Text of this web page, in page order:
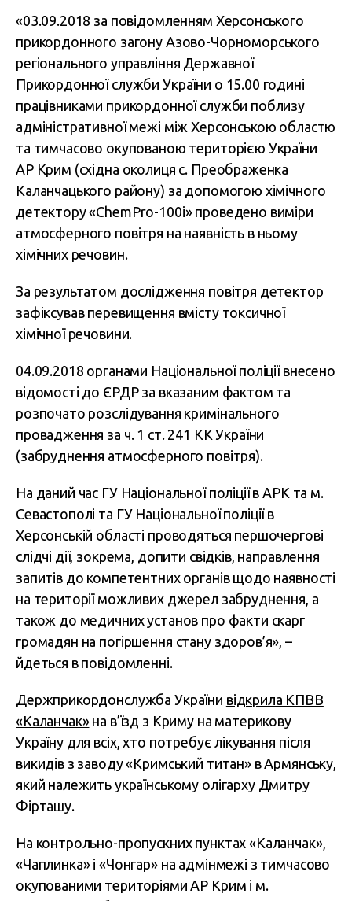
«03.09.2018 за повідомленням Херсонського
прикордонного загону Азово-Чорноморського
регіонального управління Державної
Прикордонної служби України о 15.00 годині
працівниками прикордонної служби поблизу
адміністративної межі між Херсонською областю
та тимчасово окупованою територією України
АР Крим (східна околиця с. Преображенка
Каланчацького району) за допомогою хімічного
детектору «ChemPro-100і» проведено виміри
атмосферного повітря на наявність в ньому
хімічних речовин.
За результатом дослідження повітря детектор
зафіксував перевищення вмісту токсичної
хімічної речовини.
04.09.2018 органами Національної поліції внесено
відомості до ЄРДР за вказаним фактом та
розпочато розслідування кримінального
провадження за ч. 1 ст. 241 КК України
(забруднення атмосферного повітря).
На даний час ГУ Національної поліції в АРК та м.
Севастополі та ГУ Національної поліції в
Херсонській області проводяться першочергові
слідчі дії, зокрема, допити свідків, направлення
запитів до компетентних органів щодо наявності
на території можливих джерел забруднення, а
також до медичних установ про факти скарг
громадян на погіршення стану здоров’я», –
йдеться в повідомленні.
Держприкордонслужба України відкрила КПВВ
«Каланчак»на в’їзд з Криму на материкову
Україну для всіх, хто потребує лікування після
викидів з заводу «Кримський титан» в Армянську,
який належить українському олігарху Дмитру
Фірташу.
На контрольно-пропускних пунктах «Каланчак»,
«Чаплинка» і «Чонгар» на адмінмежі з тимчасово
окупованими територіями АР Крим і м.